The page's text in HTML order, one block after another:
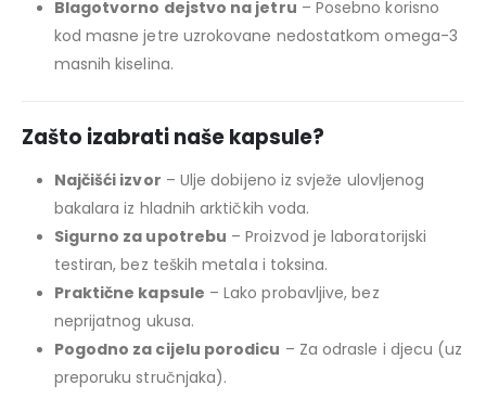
Blagotvorno dejstvo na jetru – Posebno korisno
kod masne jetre uzrokovane nedostatkom omega-3
masnih kiselina.
Zašto izabrati naše kapsule?
Najčišći izvor – Ulje dobijeno iz svježe ulovljenog
bakalara iz hladnih arktičkih voda.
Sigurno za upotrebu – Proizvod je laboratorijski
testiran, bez teških metala i toksina.
Praktične kapsule – Lako probavljive, bez
neprijatnog ukusa.
Pogodno za cijelu porodicu – Za odrasle i djecu (uz
preporuku stručnjaka).